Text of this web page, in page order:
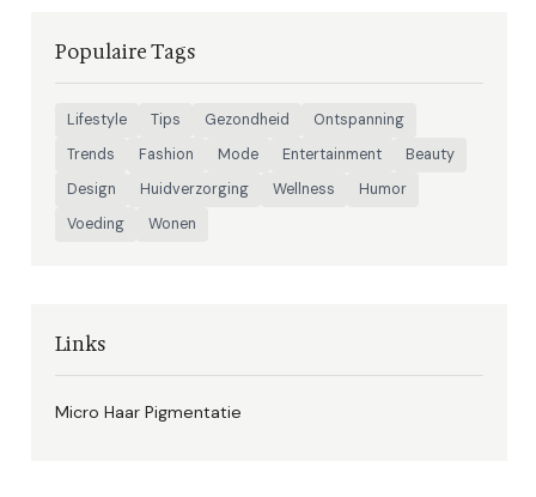
Populaire Tags
Lifestyle Tips Gezondheid
Ontspanning
Trends
Fashion Mode Entertainment
Beauty
Design
Huidverzorging Wellness
Humor
Voeding
Wonen
Links
Micro Haar Pigmentatie